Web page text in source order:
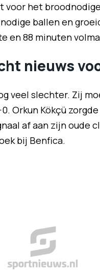
voor het
ballen en
en 88 minuten
nieuws
veel slechter. Zij
Orkun Kökçü
af aan zijn oude
bij Benfica.